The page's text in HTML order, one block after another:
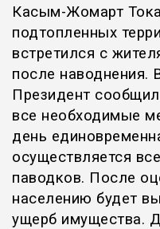
Касым-Жомарт
подтопленных
встретился с
после наводнения.
Президент
все необходимые
день
осуществляется
паводков. После
населению будет
ущерб имущества.